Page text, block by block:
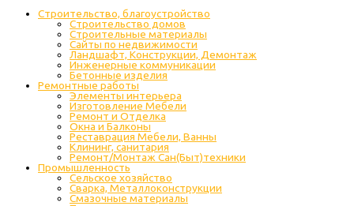
Строительство, благоустройство
Строительство домов
Строительные материалы
Сайты по недвижимости
Ландшафт, Конструкции, Демонтаж
Инженерные коммуникации
Бетонные изделия
Ремонтные работы
Элементы интерьера
Изготовление Мебели
Ремонт и Отделка
Окна и Балконы
Реставрация Мебели, Ванны
Клининг, санитария
Ремонт/Монтаж Сан(Быт)техники
Промышленность
Cельское хозяйство
Сварка, Металлоконструкции
Cмазочные материалы